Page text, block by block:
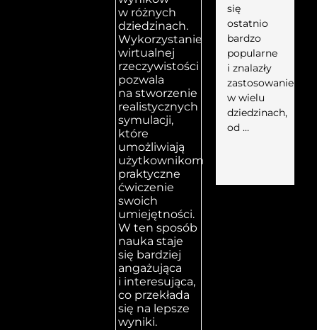
w różnych
dziedzinach.
Wykorzystanie
wirtualnej
rzeczywistości
pozwala
na stworzenie
realistycznych
symulacji,
które
umożliwiają
użytkownikom
praktyczne
ćwiczenie
swoich
umiejętności.
W ten sposób
nauka staje
się bardziej
angażująca
i interesująca,
co przekłada
się na lepsze
wyniki.
się
ostatnio
bardzo
popularne
i znalazły
zastosowanie
w wielu
dziedzinach,
od …